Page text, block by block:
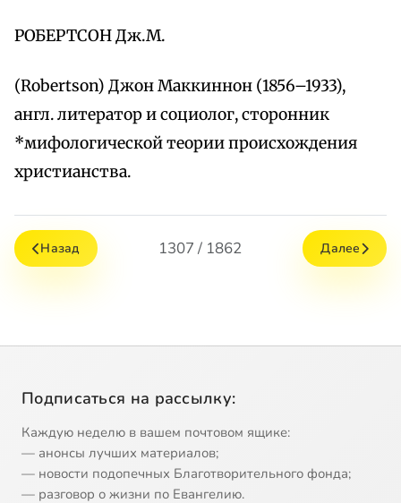
РОБЕРТСОН Дж.М.
(Robertson) Джон Маккиннон (1856–1933),
англ. литератор и социолог, сторонник
*мифологической теории происхождения
христианства.
Назад 1307 / 1862 Далее
Подписаться на рассылку:
Каждую неделю в вашем почтовом ящике:
— анонсы лучших материалов;
— новости подопечных Благотворительного фонда;
— разговор о жизни по Евангелию.